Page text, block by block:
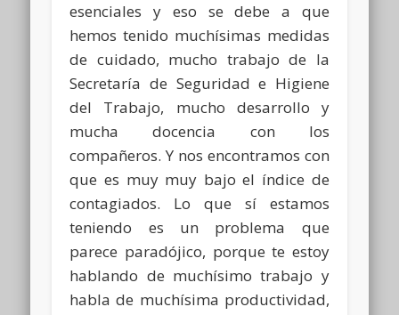
esenciales y eso se debe a que
hemos tenido muchísimas medidas
de cuidado, mucho trabajo de la
Secretaría de Seguridad e Higiene
del Trabajo, mucho desarrollo y
mucha docencia con los
compañeros. Y nos encontramos con
que es muy muy bajo el índice de
contagiados. Lo que sí estamos
teniendo es un problema que
parece paradójico, porque te estoy
hablando de muchísimo trabajo y
habla de muchísima productividad,